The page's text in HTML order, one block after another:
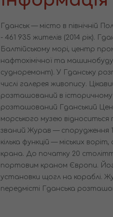
Гданськ — місто в північній
- 461 935 жителів (2014 рік).
Балтійському морі, центр
нафтохімічної та
судноремонт). У Гданську
числі галерея живопису.
розташований в історичному
розташований Гданський
морського музею відноситься
званий Журав — спорудження
кілька функцій — міських
крана. До початку 20
портовим краном Європи.
установки щогл на кораблі.
передмісті Гданська